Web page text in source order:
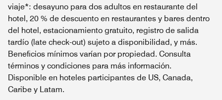
viaje*: desayuno para dos adultos en restaurante del
hotel, 20 % de descuento en restaurantes y bares dentro
del hotel, estacionamiento gratuito, registro de salida
tardío (late check-out) sujeto a disponibilidad, y más.
Beneficios mínimos varían por propiedad. Consulta
términos y condiciones para más información.
Disponible en hoteles participantes de US, Canada,
Caribe y Latam.